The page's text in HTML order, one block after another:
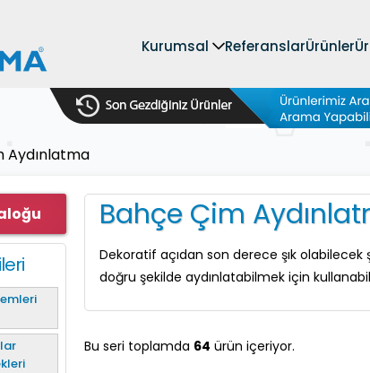
Kurumsal ReferanslarÜrünler
Aydınlatma
Bahçe Çim
Dekoratif açıdan son derece şık
doğru şekilde aydınlatabilmek için
Bu seri toplamda 64 ürün içeriyor.